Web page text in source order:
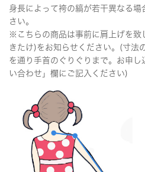
身長によって袴の縞が若干異なる場
さい。
※こちらの商品は事前に肩上げを致
きたけ)をお知らせください。(寸法
を通り手首のぐりぐりまで。お申し
い合わせ」欄にご記入ください)